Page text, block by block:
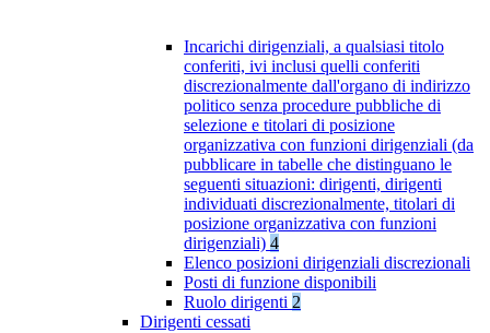
Incarichi dirigenziali, a qualsiasi titolo
conferiti, ivi inclusi quelli conferiti
discrezionalmente dall'organo di indirizzo
politico senza procedure pubbliche di
selezione e titolari di posizione
organizzativa con funzioni dirigenziali (da
pubblicare in tabelle che distinguano le
seguenti situazioni: dirigenti, dirigenti
individuati discrezionalmente, titolari di
posizione organizzativa con funzioni
dirigenziali) 4
Elenco posizioni dirigenziali discrezionali
Posti di funzione disponibili
Ruolo dirigenti 2
Dirigenti cessati